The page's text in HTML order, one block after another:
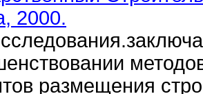
2000.
размещения